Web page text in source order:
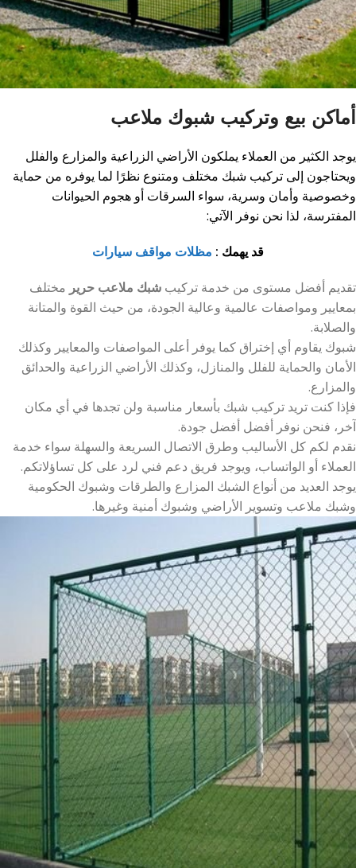
أماكن بيع وتركيب شبوك ملاعب
يوجد الكثير من العملاء يملكون الأراضي الزراعية والمزارع والفلل
ويحتاجون إلى تركيب شبك مختلف ومتنوع نظرًا لما يوفره من حماية
وخصوصية وأمان وسرية، سواء السرقات أو هجوم الحيوانات
المفترسة، لذا نحن نوفر الآتي:
قد يهمك : مظلات مواقف سيارات
تقديم أفضل مستوى من خدمة تركيب شبك ملاعب حرير مختلف
بمعايير ومواصفات عالمية وعالية الجودة، من حيث القوة والمتانة
والصلابة.
شبوك يقاوم أي إختراق كما يوفر أعلى المواصفات والمعايير وكذلك
الأمان والحماية للفلل والمنازل، وكذلك الأراضي الزراعية والحدائق
والمزارع.
فإذا كنت تريد تركيب شبك بأسعار مناسبة ولن تجدها في أي مكان
آخر، فنحن نوفر أفضل أفضل جودة.
نقدم لكم كل الأساليب وطرق الاتصال السريعة والسهلة سواء خدمة
العملاء أو الواتساب، ويوجد فريق دعم فني لرد على كل تساؤلاتكم.
يوجد العديد من أنواع الشبك المزارع والطرقات وشبوك الحكومية
وشبك ملاعب وتسوير الأراضي وشبوك أمنية وغيرها.